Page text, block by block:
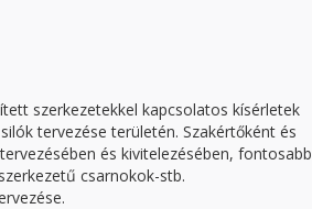
szerkezetekkel kapcsolatos kísérletek
tervezése területén. Szakértőként és
és kivitelezésében, fontosabb
csarnokok-stb.